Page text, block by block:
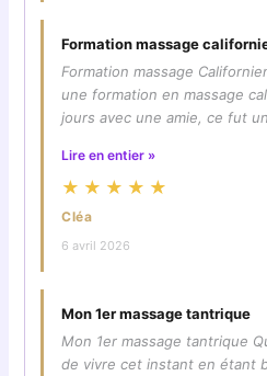
Formation massage
Formation massage
une formation en massage
jours avec une amie, ce fut
Lire en entier »
★★★★★
Cléa
6 avril 2026
Mon 1er massage tantrique
Mon 1er massage tantrique
de vivre cet instant en étant